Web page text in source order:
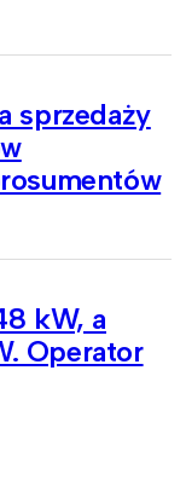
sprzedaży
kW, a
Operator